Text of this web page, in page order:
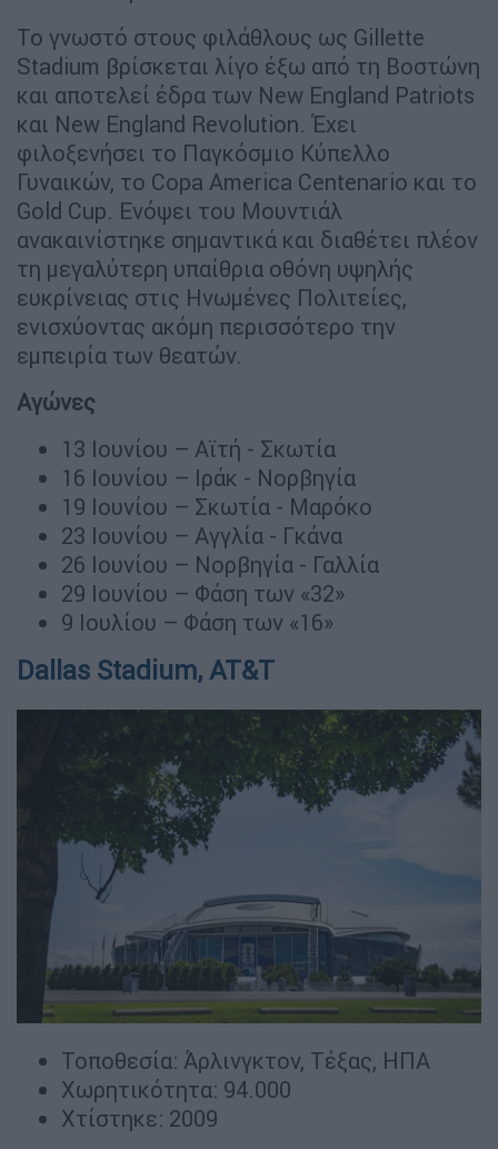
Το γνωστό στους φιλάθλους ως Gillette
Stadium βρίσκεται λίγο έξω από τη Βοστώνη
και αποτελεί έδρα των New England Patriots
και New England Revolution. Έχει
φιλοξενήσει το Παγκόσμιο Κύπελλο
Γυναικών, το Copa America Centenario και το
Gold Cup. Ενόψει του Μουντιάλ
ανακαινίστηκε σημαντικά και διαθέτει πλέον
τη μεγαλύτερη υπαίθρια οθόνη υψηλής
ευκρίνειας στις Ηνωμένες Πολιτείες,
ενισχύοντας ακόμη περισσότερο την
εμπειρία των θεατών.
Αγώνες
13 Ιουνίου – Αϊτή - Σκωτία
16 Ιουνίου – Ιράκ - Νορβηγία
19 Ιουνίου – Σκωτία - Μαρόκο
23 Ιουνίου – Αγγλία - Γκάνα
26 Ιουνίου – Νορβηγία - Γαλλία
29 Ιουνίου – Φάση των «32»
9 Ιουλίου – Φάση των «16»
Dallas Stadium, AT&T
Τοποθεσία: Άρλινγκτον, Τέξας, ΗΠΑ
Χωρητικότητα: 94.000
Χτίστηκε: 2009